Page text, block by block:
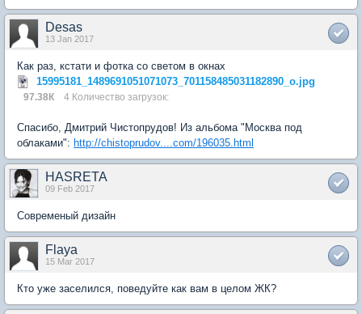
Desas
13 Jan 2017
Как раз, кстати и фотка со светом в окнах
15995181_1489691051071073_701158485031182890_o.jpg
97.38К 4 Количество загрузок:
Спасибо, Дмитрий Чистопрудов! Из альбома "Москва под
облаками": http://chistoprudov....com/196035.html
HASRETA
09 Feb 2017
Современый дизайн
Flaya
15 Mar 2017
Кто уже заселился, поведуйте как вам в целом ЖК?